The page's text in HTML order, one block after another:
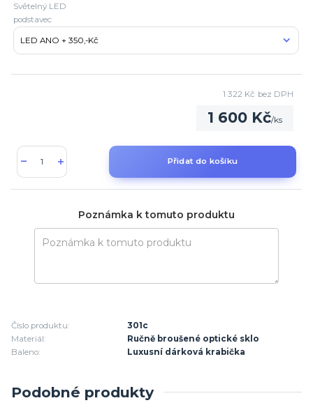
Světelný LED
podstavec
1 600 Kč/ks
1 322 Kč bez DPH
Přidat do košíku
Poznámka k tomuto produktu
Číslo produktu:
301c
Materiál:
Ručně broušené optické sklo
Baleno:
Luxusní dárková krabička
Podobné produkty